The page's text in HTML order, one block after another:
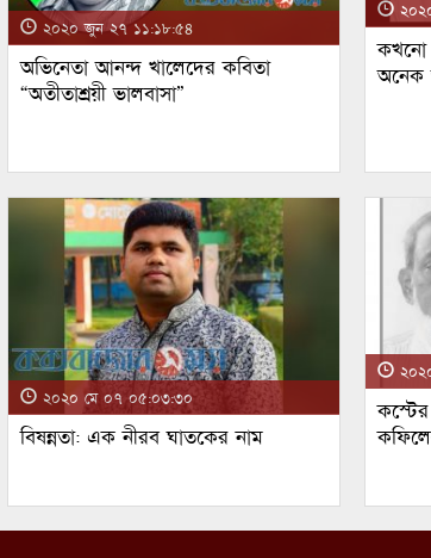
২০২০ জুন ২৭ ১১:১৮:৫৪
অভিনেতা আনন্দ খালেদের কবিতা
“অতীতাশ্রয়ী ভালবাসা”
কখনো
অনেক
২০২০ মে ০৭ ০৫:০৩:৩০
বিষন্নতা: এক নীরব ঘাতকের নাম
কস্টের